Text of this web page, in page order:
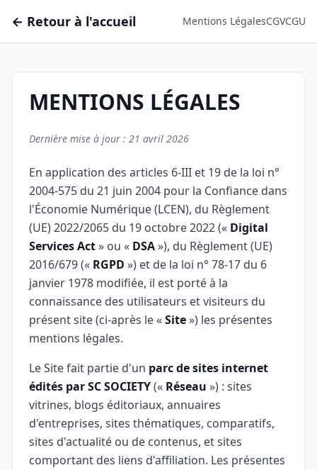
← Retour à l'accueil Mentions LégalesCGVCGU
MENTIONS LÉGALES
Dernière mise à jour : 21 avril 2026
En application des articles 6-III et 19 de la loi n°
2004-575 du 21 juin 2004 pour la Confiance dans
l'Économie Numérique (LCEN), du Règlement
(UE) 2022/2065 du 19 octobre 2022 (« Digital
Services Act» ou « DSA»), du Règlement (UE)
2016/679 (« RGPD ») et de la loi n° 78-17 du 6
janvier 1978 modifiée, il est porté à la
connaissance des utilisateurs et visiteurs du
présent site (ci-après le «Site») les présentes
mentions légales.
Le Site fait partie d'un parc de sites internet
édités par SC SOCIETY(« Réseau ») : sites
vitrines, blogs éditoriaux, annuaires
d'entreprises, sites thématiques, comparatifs,
sites d'actualité ou de contenus, et sites
comportant des liens d'affiliation. Les présentes